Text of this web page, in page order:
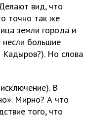
вид, что
точно так же
земли города и
несли большие
Кадыров?). Но слова
В
Мирно? А что
того, что